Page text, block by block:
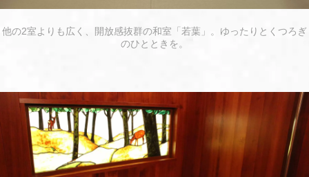
他の2室よりも広く、開放感抜群の和室「若葉」。ゆったりとくつろぎ
のひとときを。